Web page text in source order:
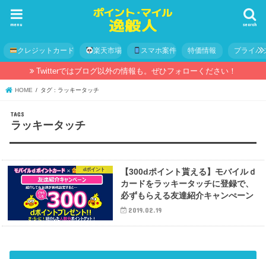
search
menu
クレジットカード 楽天市場 スマホ案件 特価情報 プライバ
Twitterではブログ以外の情報も。ぜひフォローください！
HOME タグ : ラッキータッチ
ラッキータッチ
dポイント
【300dポイント貰える】モバイルｄ
カードをラッキータッチに登録で、
必ずもらえる友達紹介キャンぺーン
2019.02.19